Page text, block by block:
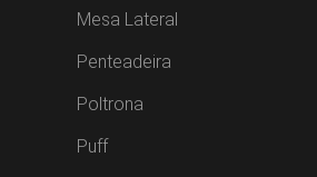
Mesa Lateral
Penteadeira
Poltrona
Puff